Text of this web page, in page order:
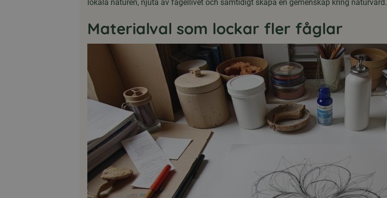
lokala naturen, njuta av fågellivet och samtidigt skapa en gemenskap kring naturvård.
Materialval som lockar fler fåglar